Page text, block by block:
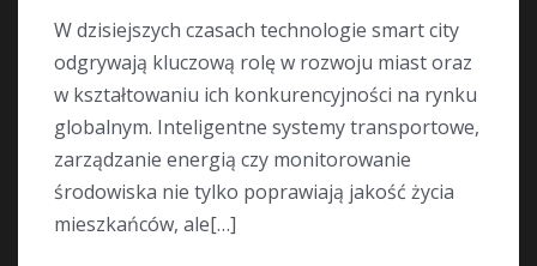
W dzisiejszych czasach technologie smart city
odgrywają kluczową rolę w rozwoju miast oraz
w kształtowaniu ich konkurencyjności na rynku
globalnym. Inteligentne systemy transportowe,
zarządzanie energią czy monitorowanie
środowiska nie tylko poprawiają jakość życia
mieszkańców, ale[…]